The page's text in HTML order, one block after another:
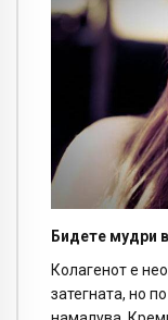
Бидете мудри
Колагенот е
затегната, но